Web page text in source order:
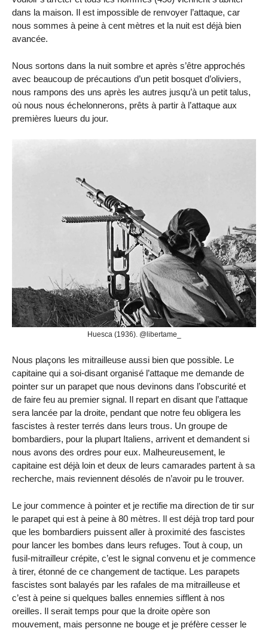
dans la maison. Il est impossible de renvoyer l’attaque, car
nous sommes à peine à cent mètres et la nuit est déjà bien
avancée.
Nous sortons dans la nuit sombre et après s’être approchés
avec beaucoup de précautions d’un petit bosquet d’oliviers,
nous rampons des uns après les autres jusqu’à un petit talus,
où nous nous échelonnerons, prêts à partir à l’attaque aux
premières lueurs du jour.
Huesca (1936). @libertame_
Nous plaçons les mitrailleuse aussi bien que possible. Le
capitaine qui a soi-disant organisé l’attaque me demande de
pointer sur un parapet que nous devinons dans l’obscurité et
de faire feu au premier signal. Il repart en disant que l’attaque
sera lancée par la droite, pendant que notre feu obligera les
fascistes à rester terrés dans leurs trous. Un groupe de
bombardiers, pour la plupart Italiens, arrivent et demandent si
nous avons des ordres pour eux. Malheureusement, le
capitaine est déjà loin et deux de leurs camarades partent à sa
recherche, mais reviennent désolés de n’avoir pu le trouver.
Le jour commence à pointer et je rectifie ma direction de tir sur
le parapet qui est à peine à 80 mètres. Il est déjà trop tard pour
que les bombardiers puissent aller à proximité des fascistes
pour lancer les bombes dans leurs refuges. Tout à coup, un
fusil-mitrailleur crépite, c’est le signal convenu et je commence
à tirer, étonné de ce changement de tactique. Les parapets
fascistes sont balayés par les rafales de ma mitrailleuse et
c’est à peine si quelques balles ennemies sifflent à nos
oreilles. Il serait temps pour que la droite opère son
mouvement, mais personne ne bouge et je préfère cesser le